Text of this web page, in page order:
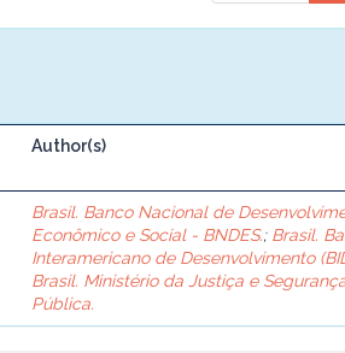
Author(s)
Brasil. Banco Nacional de
Econômico e Social - BNDES.; Brasil.
Interamericano de Desenvolvimento
Brasil. Ministério da Justiça e
Pública.